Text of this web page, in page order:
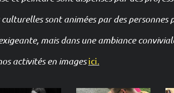
sont animées par des personnes
mais dans une ambiance
activités en images ici.